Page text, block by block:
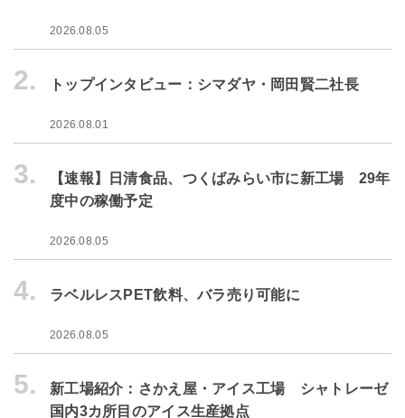
2026.08.05
2. トップインタビュー：シマダヤ・岡田賢二社長
2026.08.01
3.
【速報】日清食品、つくばみらい市に新工場 29年
度中の稼働予定
2026.08.05
4. ラベルレスPET飲料、バラ売り可能に
2026.08.05
5.
新工場紹介：さかえ屋・アイス工場 シャトレーゼ
国内3カ所目のアイス生産拠点